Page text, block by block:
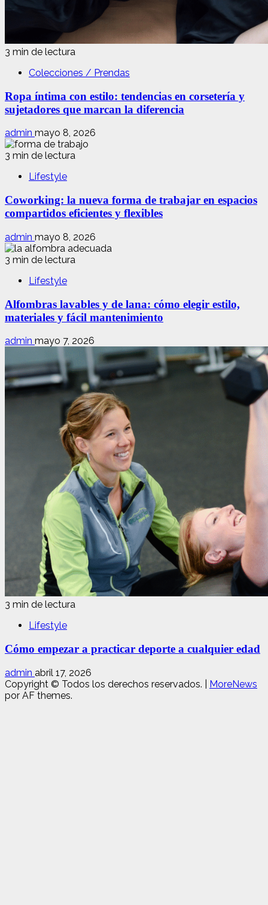
3 min de lectura
Colecciones / Prendas
Ropa íntima con estilo: tendencias en corsetería y
sujetadores que marcan la diferencia
admin mayo 8, 2026
3 min de lectura
Lifestyle
Coworking: la nueva forma de trabajar en espacios
compartidos eficientes y flexibles
admin mayo 8, 2026
3 min de lectura
Lifestyle
Alfombras lavables y de lana: cómo elegir estilo,
materiales y fácil mantenimiento
admin mayo 7, 2026
3 min de lectura
Lifestyle
Cómo empezar a practicar deporte a cualquier edad
admin abril 17, 2026
Copyright © Todos los derechos reservados.
MoreNews
por AF themes.